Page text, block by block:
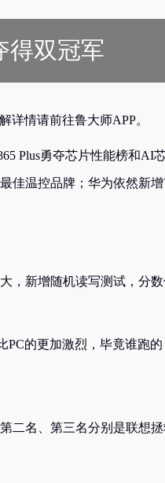
得双冠军
详情请前往鲁大师APP。
Plus勇夺芯片性能榜和AI
佳温控品牌；华为依然新
，新增随机读写测试，分
PC的更加激烈，毕竟谁跑的
二名、第三名分别是联想拯